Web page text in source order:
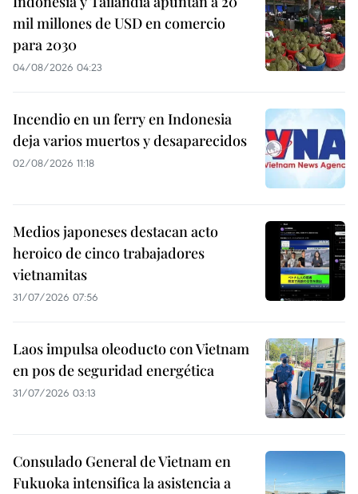
mil millones de USD en comercio
para 2030
04/08/2026 04:23
Incendio en un ferry en Indonesia
deja varios muertos y desaparecidos
02/08/2026 11:18
Medios japoneses destacan acto
heroico de cinco trabajadores
vietnamitas
31/07/2026 07:56
Laos impulsa oleoducto con Vietnam
en pos de seguridad energética
31/07/2026 03:13
Consulado General de Vietnam en
Fukuoka intensifica la asistencia a